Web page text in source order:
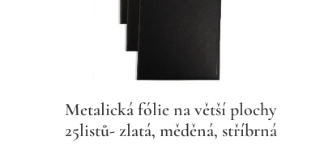
Metalická fólie na větší plochy
25listů- zlatá, měděná, stříbrná